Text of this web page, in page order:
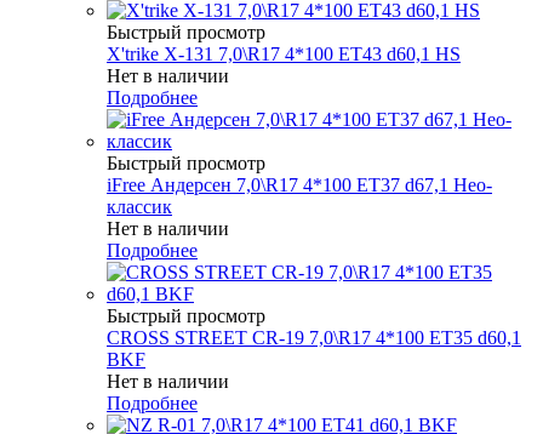
Быстрый просмотр
X'trike X-131 7,0\R17 4*100 ET43 d60,1 HS
Нет в наличии
Подробнее
Быстрый просмотр
iFree Андерсен 7,0\R17 4*100 ET37 d67,1 Нео-
классик
Нет в наличии
Подробнее
Быстрый просмотр
CROSS STREET CR-19 7,0\R17 4*100 ET35 d60,1
BKF
Нет в наличии
Подробнее